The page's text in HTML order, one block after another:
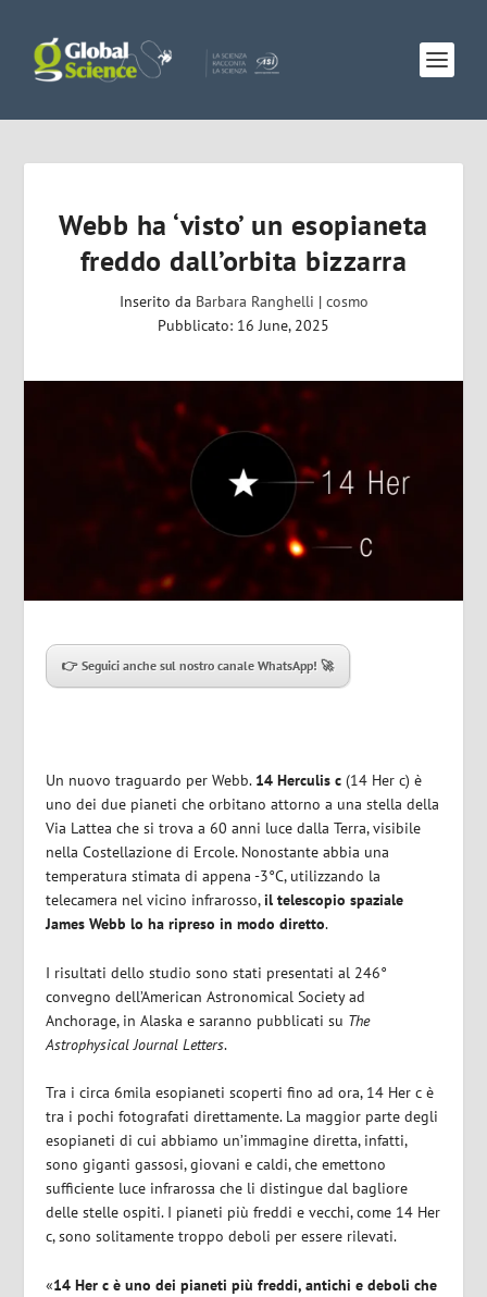
Webb ha ‘visto’ un esopianeta
freddo dall’orbita bizzarra
Inserito da Barbara Ranghelli | cosmo
Pubblicato: 16 June, 2025
👉 Seguici anche sul nostro canale WhatsApp! 🚀
Un nuovo traguardo per Webb. 14 Herculis c (14 Her c) è
uno dei due pianeti che orbitano attorno a una stella della
Via Lattea che si trova a 60 anni luce dalla Terra, visibile
nella Costellazione di Ercole. Nonostante abbia una
temperatura stimata di appena -3°C, utilizzando la
telecamera nel vicino infrarosso,il telescopio spaziale
James Webb lo ha ripreso in modo diretto.
I risultati dello studio sono stati presentati al 246°
convegno dell’American Astronomical Society ad
Anchorage, in Alaska e saranno pubblicati su The
Astrophysical Journal Letters.
Tra i circa 6mila esopianeti scoperti fino ad ora, 14 Her c è
tra i pochi fotografati direttamente. La maggior parte degli
esopianeti di cui abbiamo un’immagine diretta, infatti,
sono giganti gassosi, giovani e caldi, che emettono
sufficiente luce infrarossa che li distingue dal bagliore
delle stelle ospiti. I pianeti più freddi e vecchi, come 14 Her
c, sono solitamente troppo deboli per essere rilevati.
«14 Her c è uno dei pianeti più freddi, antichi e deboli che